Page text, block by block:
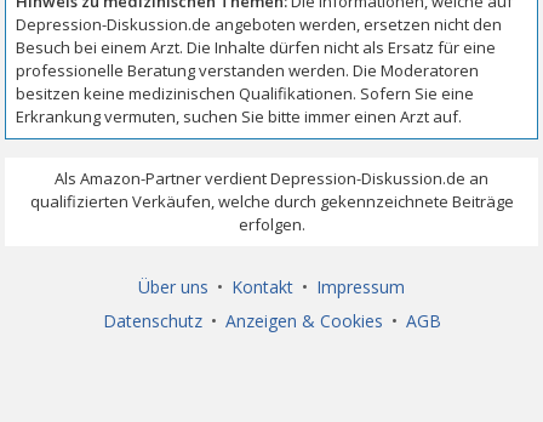
Über uns • Kontakt • Impressum
Datenschutz • Anzeigen & Cookies • AGB